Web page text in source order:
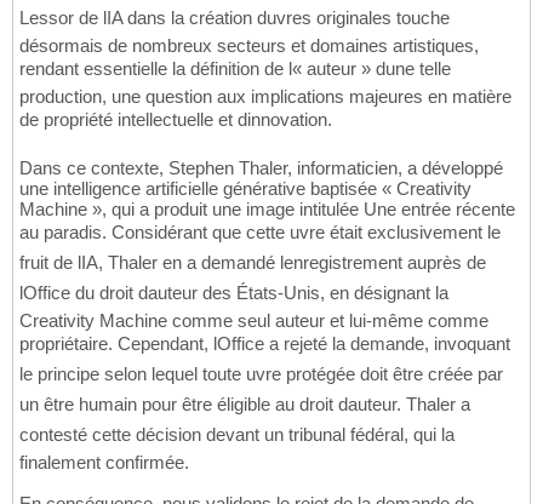
Lessor de lIA dans la création duvres originales touche
désormais de nombreux secteurs et domaines artistiques,
rendant essentielle la définition de l« auteur » dune telle
production, une question aux implications majeures en matière
de propriété intellectuelle et dinnovation.
Dans ce contexte, Stephen Thaler, informaticien, a développé
une intelligence artificielle générative baptisée « Creativity
Machine », qui a produit une image intitulée Une entrée récente
au paradis. Considérant que cette uvre était exclusivement le
fruit de lIA, Thaler en a demandé lenregistrement auprès de
lOffice du droit dauteur des États-Unis, en désignant la
Creativity Machine comme seul auteur et lui-même comme
propriétaire. Cependant, lOffice a rejeté la demande, invoquant
le principe selon lequel toute uvre protégée doit être créée par
un être humain pour être éligible au droit dauteur. Thaler a
contesté cette décision devant un tribunal fédéral, qui la
finalement confirmée.